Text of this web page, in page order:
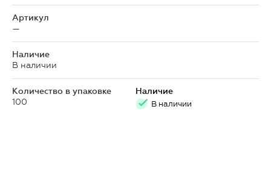
Артикул
—
Наличие
В наличии
Количество в упаковке
100
Наличие
В наличии